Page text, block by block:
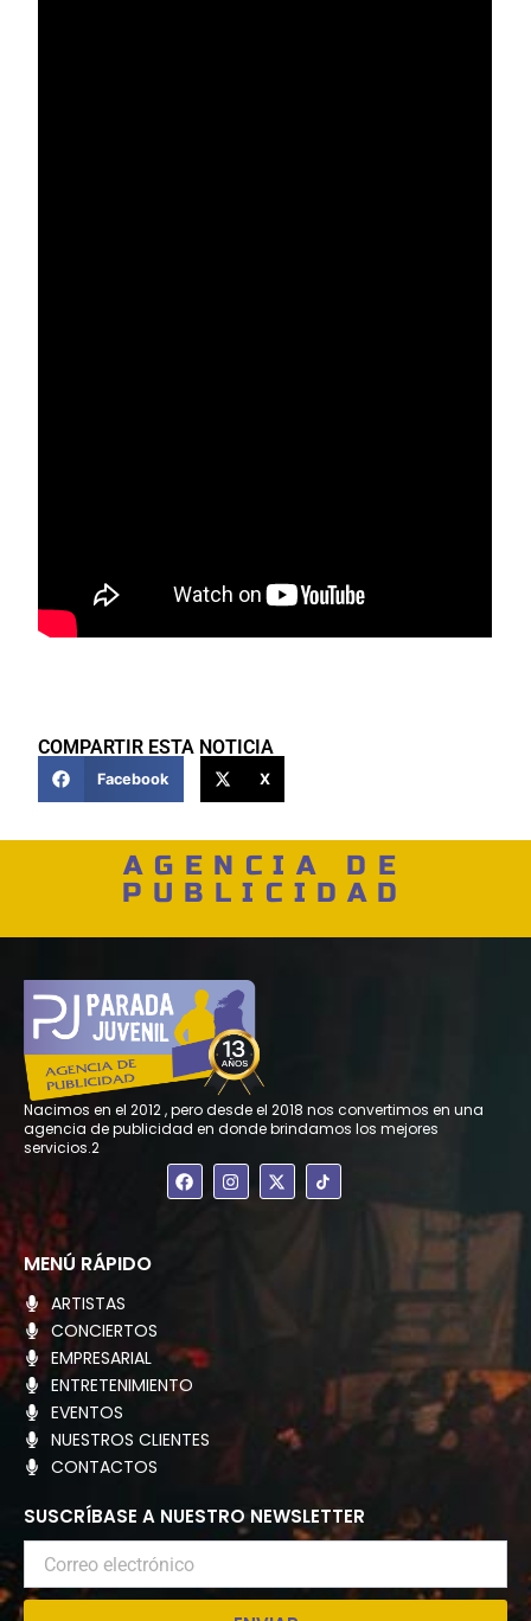
COMPARTIR ESTA NOTICIA
Facebook X
AGENCIA DE
PUBLICIDAD
Nacimos en el 2012 , pero desde el 2018 nos convertimos en una
agencia de publicidad en donde brindamos los mejores
servicios.2
F
a
c
I
n
s
X
-
t
MENÚ RÁPIDO
ARTISTAS
CONCIERTOS
EMPRESARIAL
ENTRETENIMIENTO
EVENTOS
NUESTROS CLIENTES
CONTACTOS
SUSCRÍBASE A NUESTRO NEWSLETTER
electrónico